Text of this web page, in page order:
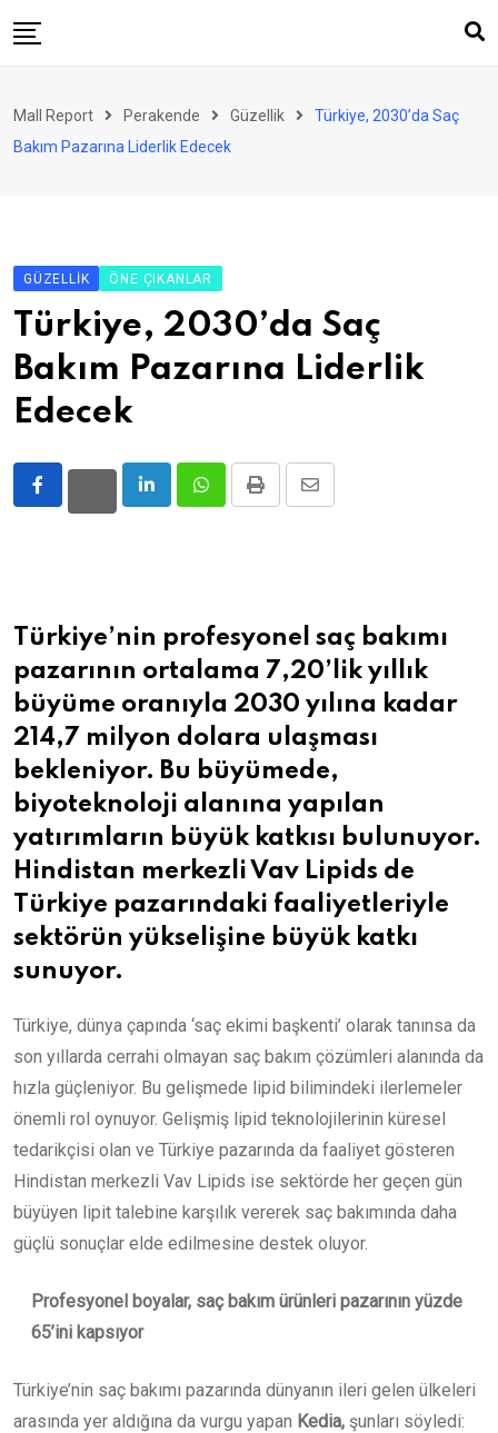
to
Perakende
Ürün ve Hizmet
Enerji
Haber
Gündem
Mall Report Perakende Güzellik
Türkiye, 2030’da Saç
Bakım Pazarına Liderlik Edecek
GÜZELLIK ÖNE ÇIKANLAR
Türkiye, 2030’da Saç
Bakım Pazarına Liderlik
Edecek
LinkedInWhatsappPrint
Share
Türkiye’nin profesyonel saç bakımı
pazarının ortalama 7,20’lik yıllık
büyüme oranıyla 2030 yılına kadar
214,7 milyon dolara ulaşması
bekleniyor. Bu büyümede,
biyoteknoloji alanına yapılan
yatırımların büyük katkısı bulunuyor.
Hindistan merkezli Vav Lipids de
Türkiye pazarındaki faaliyetleriyle
sektörün yükselişine büyük katkı
sunuyor.
Türkiye, dünya çapında ‘saç ekimi başkenti’ olarak tanınsa da
son yıllarda cerrahi olmayan saç bakım çözümleri alanında da
hızla güçleniyor. Bu gelişmede lipid bilimindeki ilerlemeler
önemli rol oynuyor. Gelişmiş lipid teknolojilerinin küresel
tedarikçisi olan ve Türkiye pazarında da faaliyet gösteren
Hindistan merkezli Vav Lipids ise sektörde her geçen gün
büyüyen lipit talebine karşılık vererek saç bakımında daha
güçlü sonuçlar elde edilmesine destek oluyor.
Profesyonel boyalar, saç bakım ürünleri pazarının yüzde
65’ini kapsıyor
Türkiye’nin saç bakımı pazarında dünyanın ileri gelen ülkeleri
arasında yer aldığına da vurgu yapan Kedia, şunları söyledi: